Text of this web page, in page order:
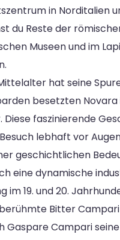
in Norditalien
du Reste der
Museen und im
hat seine
besetzten
faszinierende
lebhaft vor
geschichtlichen
eine dynamische
im 19. und 20.
Bitter
Gaspare Campari